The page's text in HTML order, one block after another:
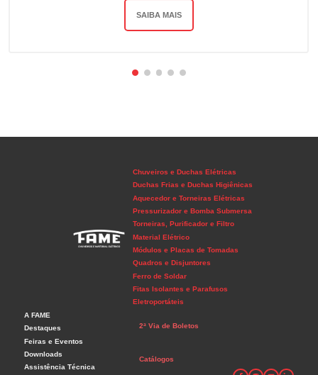
SAIBA MAIS
Chuveiros e Duchas Elétricas
Duchas Frias e Duchas Higiênicas
Aquecedor e Torneiras Elétricas
Pressurizador e Bomba Submersa
Torneiras, Purificador e Filtro
Material Elétrico
Módulos e Placas de Tomadas
Quadros e Disjuntores
Ferro de Soldar
Fitas Isolantes e Parafusos
Eletroportáteis
A FAME
Destaques
Feiras e Eventos
Downloads
Assistência Técnica
2ª Via de Boletos
Catálogos